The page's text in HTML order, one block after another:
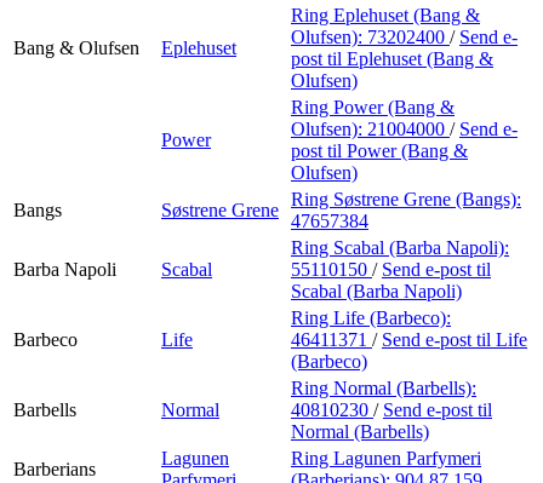
Bang & Olufsen Eplehuset
Ring Eplehuset (Bang &
Olufsen): 73202400 / Send e-
post til Eplehuset (Bang &
Olufsen)
Power
Ring Power (Bang &
Olufsen): 21004000 / Send e-
post til Power (Bang &
Olufsen)
Bangs
Søstrene Grene
Ring Søstrene Grene (Bangs):
47657384
Barba Napoli Scabal
Ring Scabal (Barba Napoli):
55110150 / Send e-post til
Scabal (Barba Napoli)
Barbeco Life
Ring Life (Barbeco):
46411371 / Send e-post til Life
(Barbeco)
Barbells Normal
Ring Normal (Barbells):
40810230 / Send e-post til
Normal (Barbells)
Barberians
Lagunen
Ring Lagunen Parfymeri